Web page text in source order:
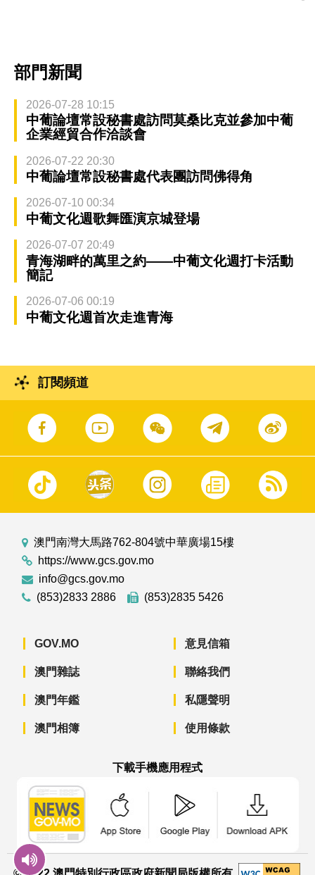
部門新聞
2026-07-28 10:15
中葡論壇常設秘書處訪問莫桑比克並參加中葡
企業經貿合作洽談會
2026-07-22 20:30
中葡論壇常設秘書處代表團訪問佛得角
2026-07-10 00:34
中葡文化週歌舞匯演京城登場
2026-07-07 20:49
青海湖畔的萬里之約——中葡文化週打卡活動
簡記
2026-07-06 00:19
中葡文化週首次走進青海
訂閱頻道
澳門南灣大馬路762-804號中華廣場15樓
https://www.gcs.gov.mo
info@gcs.gov.mo
(853)2833 2886
(853)2835 5426
GOV.MO
澳門雜誌
澳門年鑑
澳門相簿
意見信箱
聯絡我們
私隱聲明
使用條款
下載手機應用程式